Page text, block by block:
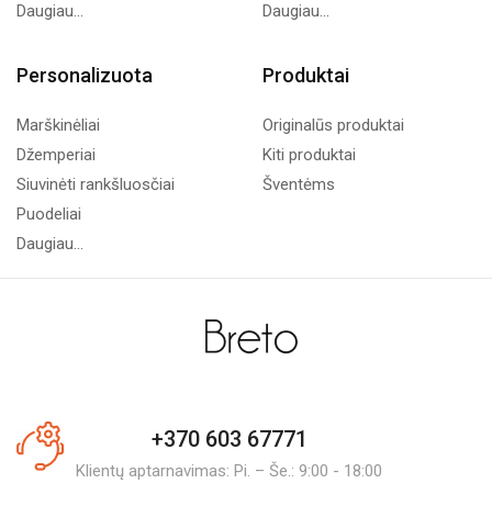
Daugiau...
Daugiau...
Personalizuota
Marškinėliai
Džemperiai
Siuvinėti rankšluosčiai
Puodeliai
Daugiau...
Produktai
Originalūs produktai
Kiti produktai
Šventėms
+370 603 67771
Klientų aptarnavimas: Pi. – Še.: 9:00 - 18:00